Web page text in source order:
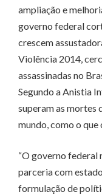
ampliação e
governo federal
crescem
Violência 2014,
assassinadas no
Segundo a Anistia
superam as mortes
mundo, como o
“O governo federal
parceria com
formulação de